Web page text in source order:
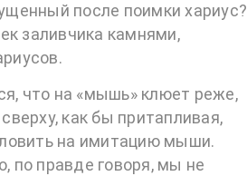
после поимки хариус?
заливчика камнями,
что на «мышь» клюет реже,
как бы притапливая,
на имитацию мыши.
по правде говоря, мы не